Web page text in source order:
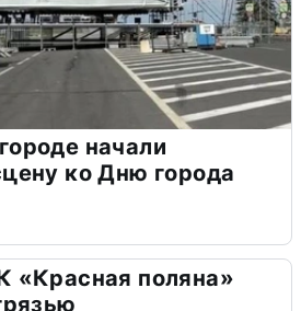
начали
ко Дню города
«Красная поляна»